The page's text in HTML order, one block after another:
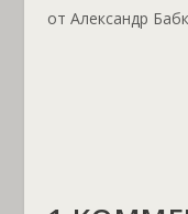
от Александр